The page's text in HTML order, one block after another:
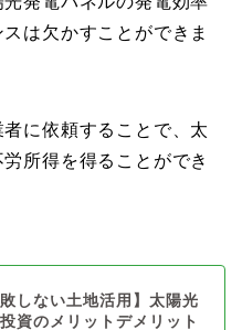
は欠かすことができま
に依頼することで、太
所得を得ることができ
敗しない土地活用】太陽光
資のメリットデメリット